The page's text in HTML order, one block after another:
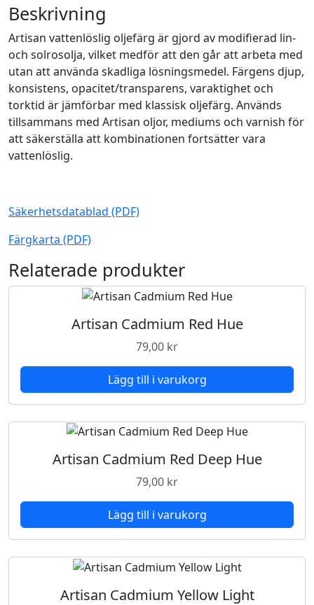
P
e
r
m
a
n
e
n
t
s
e
m
n
g
Beskrivning
Artisan vattenlöslig oljefärg är gjord av modifierad lin-
och solrosolja, vilket medför att den går att arbeta med
utan att använda skadliga lösningsmedel. Färgens djup,
konsistens, opacitet/transparens, varaktighet och
torktid är jämförbar med klassisk oljefärg. Används
tillsammans med Artisan oljor, mediums och varnish för
att säkerställa att kombinationen fortsätter vara
vattenlöslig.
Säkerhetsdatablad (PDF)
Färgkarta (PDF)
Relaterade produkter
Artisan Cadmium Red Hue
79,00 kr
Lägg till i varukorg
Artisan Cadmium Red Deep Hue
79,00 kr
Lägg till i varukorg
Artisan Cadmium Yellow Light